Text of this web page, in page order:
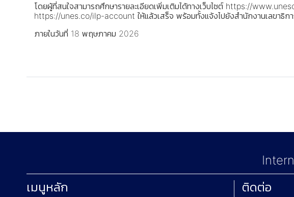
โดยผู้ที่สนใจสามารถศึกษารายละเอียดเพิ่มเติมได้ทางเว็บไซต์ https://
https://unes.co/ilp-account ให้แล้วเสร็จ พร้อมทั้งแจ้งไปยังสำนักงานเลขา
ภายในวันที่ 18 พฤษภาคม 2026
เมนูหลัก
ติดต่อ